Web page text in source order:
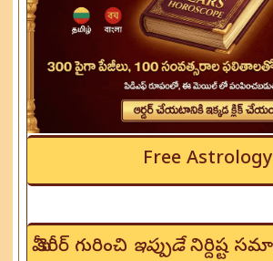
Free Astrology
మీ కెరీర్ గురించి ఇప్పుడేనిర్దిష్ట